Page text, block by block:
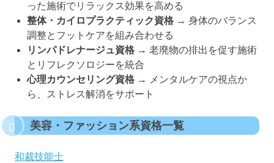
った施術でリラックス効果を高める
整体・カイロプラクティック資格 → 身体のバランス
調整とフットケアを組み合わせる
リンパドレナージュ資格 → 老廃物の排出を促す施術
とリフレクソロジーを統合
心理カウンセリング資格 → メンタルケアの視点か
ら、ストレス解消をサポート
美容・ファッション系資格一覧
和裁技能士